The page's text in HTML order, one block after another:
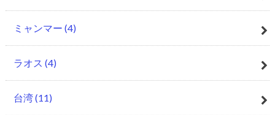
ミャンマー (4)
ラオス (4)
台湾(11)